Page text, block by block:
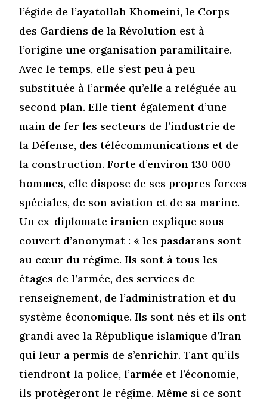
l’égide de l’ayatollah Khomeini, le Corps
des Gardiens de la Révolution est à
l’origine une organisation paramilitaire.
Avec le temps, elle s’est peu à peu
substituée à l’armée qu’elle a reléguée au
second plan. Elle tient également d’une
main de fer les secteurs de l’industrie de
la Défense, des télécommunications et de
la construction. Forte d’environ 130 000
hommes, elle dispose de ses propres forces
spéciales, de son aviation et de sa marine.
Un ex-diplomate iranien explique sous
couvert d’anonymat : « les pasdarans sont
au cœur du régime. Ils sont à tous les
étages de l’armée, des services de
renseignement, de l’administration et du
système économique. Ils sont nés et ils ont
grandi avec la République islamique d’Iran
qui leur a permis de s’enrichir. Tant qu’ils
tiendront la police, l’armée et l’économie,
ils protègeront le régime. Même si ce sont